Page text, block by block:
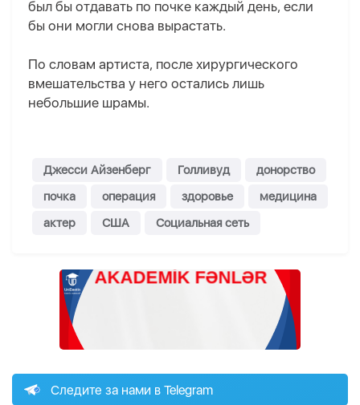
был бы отдавать по почке каждый день, если
бы они могли снова вырастать.
По словам артиста, после хирургического
вмешательства у него остались лишь
небольшие шрамы.
Джесси Айзенберг Голливуд
донорство
почка
операция здоровье
медицина
актер
США Социальная сеть
Следите за нами в Telegram